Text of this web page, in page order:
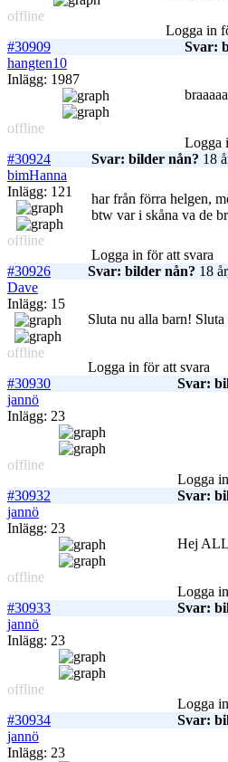
offline
Logga in
#30909
Svar:
hangten10
Inlägg: 1987
offline
braaaaa
Logga
#30924
Svar: bilder nån? 18
bimHanna
Inlägg: 121
offline
har från förra helgen,
btw var i skåna va de
Logga in för att svara
#30926
Svar: bilder nån? 18
Dave
Inlägg: 15
offline
Sluta nu alla barn!
Logga in för att svara
#30930
Svar:
jannö
Inlägg: 23
offline
Logga
#30932
Svar:
jannö
Inlägg: 23
offline
Hej
Logga
#30933
Svar:
jannö
Inlägg: 23
offline
Logga
#30934
Svar:
jannö
Inlägg: 23